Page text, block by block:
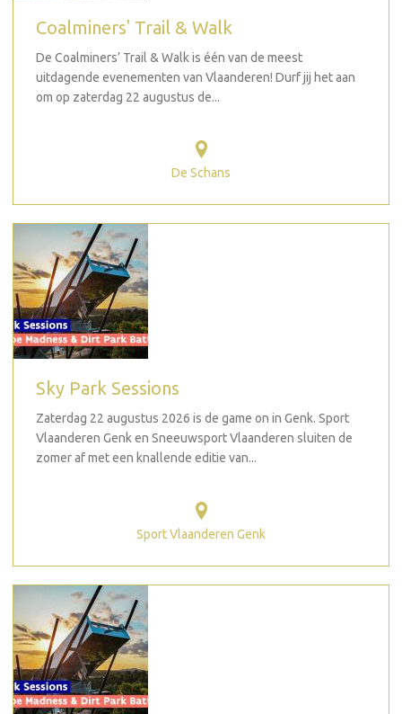
Coalminers' Trail & Walk
De Coalminers’ Trail & Walk is één van de meest
uitdagende evenementen van Vlaanderen! Durf jij het aan
om op zaterdag 22 augustus de...
De Schans
Sky Park Sessions
Zaterdag 22 augustus 2026 is de game on in Genk. Sport
Vlaanderen Genk en Sneeuwsport Vlaanderen sluiten de
zomer af met een knallende editie van...
Sport Vlaanderen Genk